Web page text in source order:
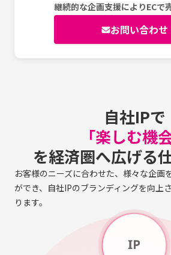
継続的な企画支援によりECで
お問い合わせ
自社IPで
「楽しむ機会
を経済圏へ広げる
お客様のニーズに合わせた、様々な企画
ができ、自社IPのブランディングを向上
ります。